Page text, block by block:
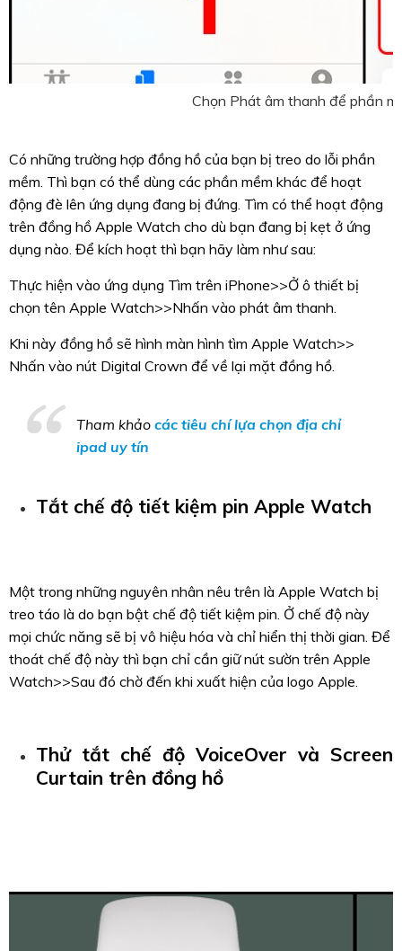
Chọn Phát âm thanh để phần
Có những trường hợp đồng hồ của bạn bị treo do lỗi phần
mềm. Thì bạn có thể dùng các phần mềm khác để hoạt
động đè lên ứng dụng đang bị đứng. Tìm có thể hoạt động
trên đồng hồ Apple Watch cho dù bạn đang bị kẹt ở ứng
dụng nào. Để kích hoạt thì bạn hãy làm như sau:
Thực hiện vào ứng dụng Tìm trên iPhone>>Ở ô thiết bị
chọn tên Apple Watch>>Nhấn vào phát âm thanh.
Khi này đồng hồ sẽ hình màn hình tìm Apple Watch>>
Nhấn vào nút Digital Crown để về lại mặt đồng hồ.
Tham khảo các tiêu chí lựa chọn địa chỉ
ipad uy tín
Tắt chế độ tiết kiệm pin Apple Watch
Một trong những nguyên nhân nêu trên là Apple Watch bị
treo táo là do bạn bật chế độ tiết kiệm pin. Ở chế độ này
mọi chức năng sẽ bị vô hiệu hóa và chỉ hiển thị thời gian. Để
thoát chế độ này thì bạn chỉ cần giữ nút sườn trên Apple
Watch>>Sau đó chờ đến khi xuất hiện của logo Apple.
Thử tắt chế độ VoiceOver và Screen
Curtain trên đồng hồ